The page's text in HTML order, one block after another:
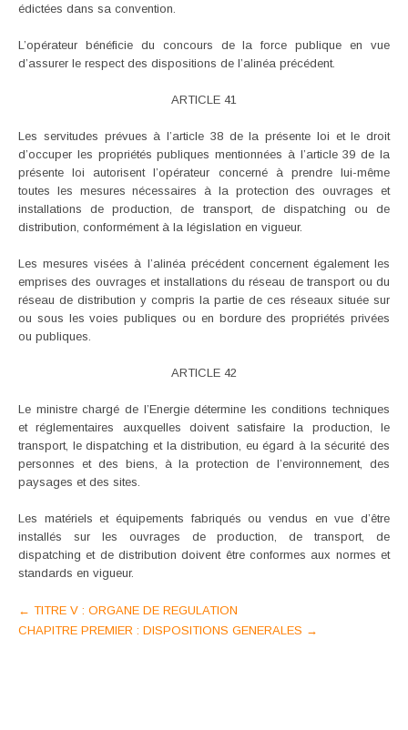
édictées dans sa convention.
L’opérateur bénéficie du concours de la force publique en vue
d’assurer le respect des dispositions de l’alinéa précédent.
ARTICLE 41
Les servitudes prévues à l’article 38 de la présente loi et le droit
d’occuper les propriétés publiques mentionnées à l’article 39 de la
présente loi autorisent l’opérateur concerné à prendre lui-même
toutes les mesures nécessaires à la protection des ouvrages et
installations de production, de transport, de dispatching ou de
distribution, conformément à la législation en vigueur.
Les mesures visées à l’alinéa précédent concernent également les
emprises des ouvrages et installations du réseau de transport ou du
réseau de distribution y compris la partie de ces réseaux située sur
ou sous les voies publiques ou en bordure des propriétés privées
ou publiques.
ARTICLE 42
Le ministre chargé de l’Energie détermine les conditions techniques
et réglementaires auxquelles doivent satisfaire la production, le
transport, le dispatching et la distribution, eu égard à la sécurité des
personnes et des biens, à la protection de l’environnement, des
paysages et des sites.
Les matériels et équipements fabriqués ou vendus en vue d’être
installés sur les ouvrages de production, de transport, de
dispatching et de distribution doivent être conformes aux normes et
standards en vigueur.
Post
navigation
← TITRE V : ORGANE DE REGULATION
CHAPITRE PREMIER : DISPOSITIONS GENERALES →